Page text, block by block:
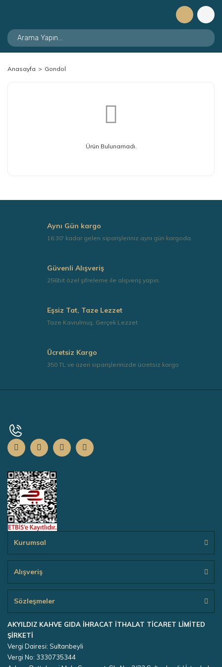
Anasayfa Gondol
Ürün Bulunamadı.
Aynı Gün kargo
16:30' kadar gelen siparişleriniz aynı gün kargoda.
Güvenli Alışveriş
256bit özel şifreleme ile alışveriş yapın.
Eşsiz Tat, Taze Lezzet
Taze Kavrulmuş, Gerçek Lezzet
Ücretsiz Kargo
350 TL ve üzeri siparişlerinizde ücretsiz kargo
Kurumsal
Alışveriş
Sözleşmeler
AKYILDIZ KAHVE GIDA İHRACAT İTHALAT TİCARET LİMİTED
ŞİRKETİ
Vergi Dairesi: Sultanbeyli
Vergi No: 3330735344